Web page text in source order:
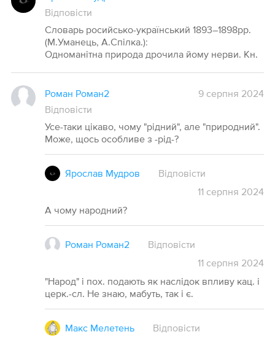
Відповісти
Словарь росийсько-український 1893–1898рр.
(М.Уманець, А.Спілка.):
Одноманітна природа дрочила йому нерви. Кн.
Роман Роман2
9 серпня 2024
Відповісти
Усе-таки цікаво, чому "рідний", але "природний".
Може, щось особливе з -рід-?
Ярослав Мудров
Відповісти
11 серпня 2024
А чому народний?
Роман Роман2
Відповісти
11 серпня 2024
"Народ" і пох. подають як наслідок впливу кац. і
церк.-сл. Не знаю, мабуть, так і є.
Макс Мелетень
Відповісти